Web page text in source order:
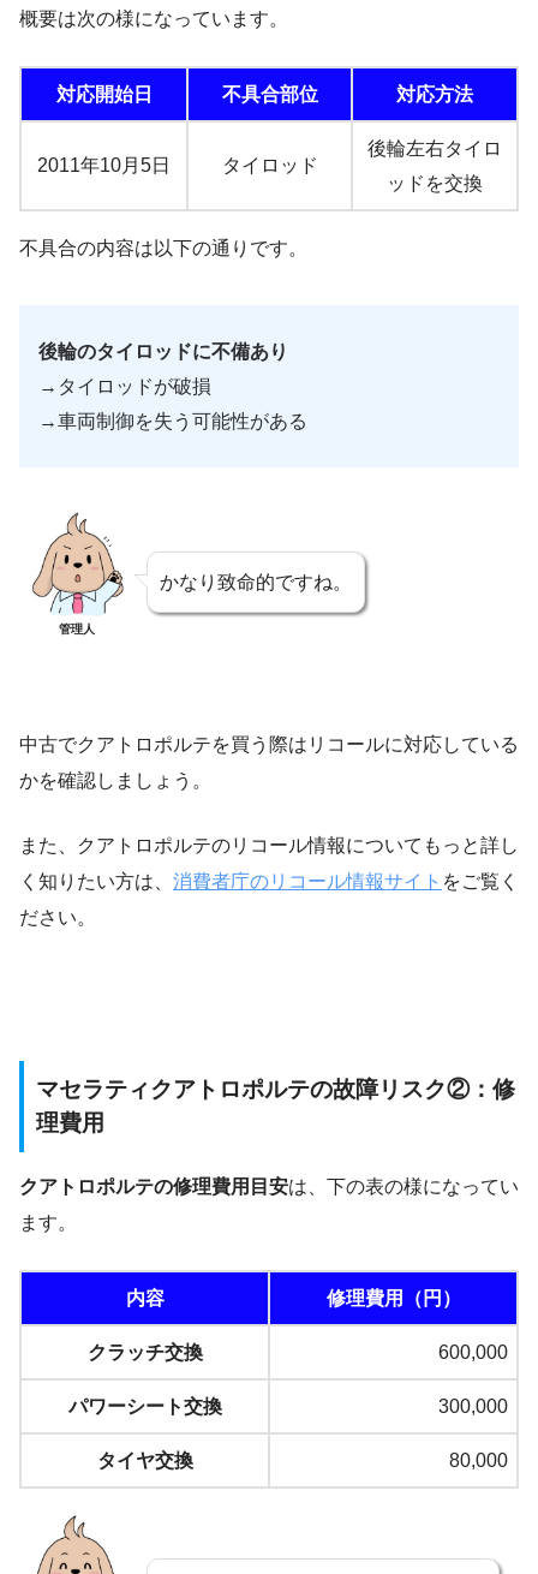
概要は次の様になっています。
対応開始日 不具合部位 対応方法
2011年10月5日 タイロッド
後輪左右タイロ
ッドを交換
不具合の内容は以下の通りです。
後輪のタイロッドに不備あり
→タイロッドが破損
→車両制御を失う可能性がある
管理人
かなり致命的ですね。
中古でクアトロポルテを買う際はリコールに対応している
かを確認しましょう。
また、クアトロポルテのリコール情報についてもっと詳し
く知りたい方は、 消費者庁のリコール情報サイト をご覧く
ださい。
マセラティクアトロポルテの故障リスク②：修
理費用
クアトロポルテの修理費用目安は、下の表の様になってい
ます。
内容 修理費用（円）
クラッチ交換 600,000
パワーシート交換 300,000
タイヤ交換 80,000